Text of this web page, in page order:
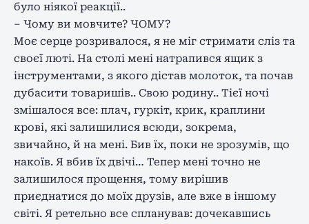
було ніякої реакції..
– Чому ви мовчите? ЧОМУ?
Моє серце розривалося, я не міг стримати сліз та
своєї люті. На столі мені натрапився ящик з
інструментами, з якого дістав молоток, та почав
дубасити товаришів.. Свою родину.. Тієї ночі
змішалося все: плач, гуркіт, крик, краплини
крові, які залишилися всюди, зокрема,
звичайно, й на мені. Бив їх, поки не зрозумів, що
накоїв. Я вбив їх двічі… Тепер мені точно не
залишилося прощення, тому вирішив
приєднатися до моїх друзів, але вже в іншому
світі. Я ретельно все спланував: дочекавшись